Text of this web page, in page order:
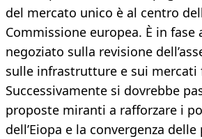
del mercato unico è al centro
Commissione europea. È in fase
negoziato sulla revisione
sulle infrastrutture e sui mercati
Successivamente si dovrebbe
proposte miranti a rafforzare i
dell’Eiopa e la convergenza